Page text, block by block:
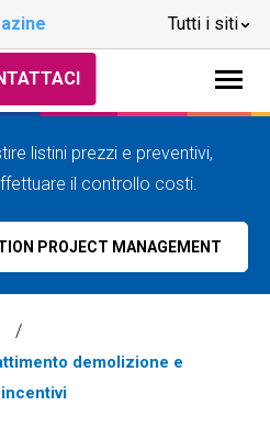
Tutti i siti
listini prezzi e preventivi,
il controllo costi.
PROJECT MANAGEMENT
demolizione e